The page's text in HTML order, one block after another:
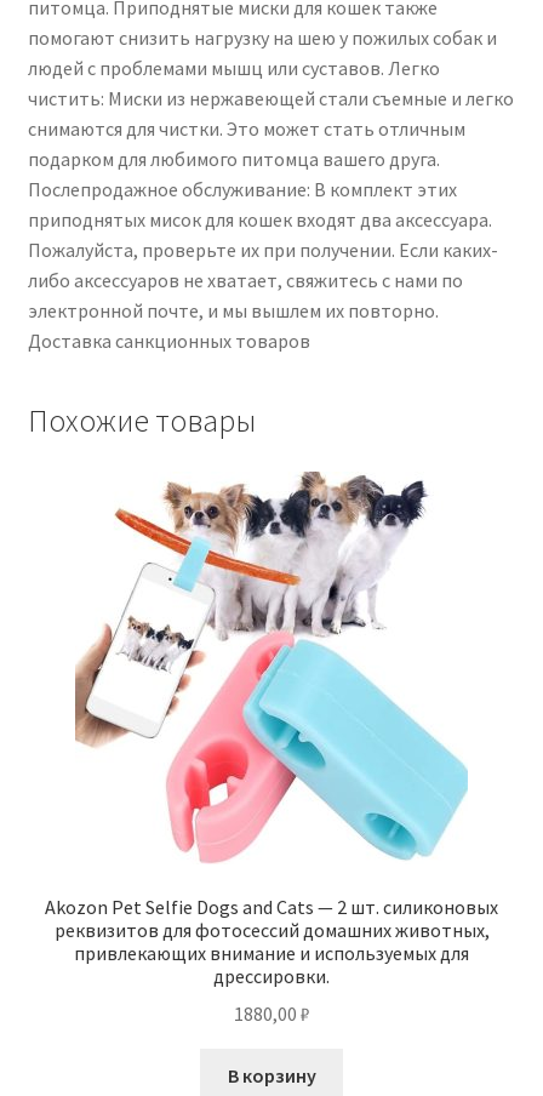
питомца. Приподнятые миски для кошек также
помогают снизить нагрузку на шею у пожилых собак и
людей с проблемами мышц или суставов. Легко
чистить: Миски из нержавеющей стали съемные и легко
снимаются для чистки. Это может стать отличным
подарком для любимого питомца вашего друга.
Послепродажное обслуживание: В комплект этих
приподнятых мисок для кошек входят два аксессуара.
Пожалуйста, проверьте их при получении. Если каких-
либо аксессуаров не хватает, свяжитесь с нами по
электронной почте, и мы вышлем их повторно.
Доставка санкционных товаров
Похожие товары
Akozon Pet Selfie Dogs and Cats — 2 шт. силиконовых
реквизитов для фотосессий домашних животных,
привлекающих внимание и используемых для
дрессировки.
1880,00 ₽
В корзину